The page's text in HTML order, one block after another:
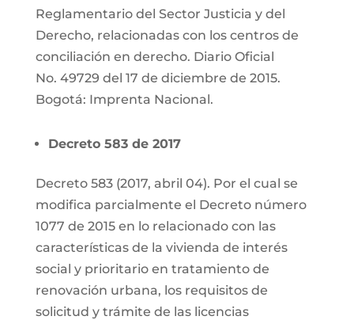
Reglamentario del Sector Justicia y del
Derecho, relacionadas con los centros de
conciliación en derecho. Diario Oficial
No. 49729 del 17 de diciembre de 2015.
Bogotá: Imprenta Nacional.
Decreto 583 de 2017
Decreto 583 (2017, abril 04). Por el cual se
modifica parcialmente el Decreto número
1077 de 2015 en lo relacionado con las
características de la vivienda de interés
social y prioritario en tratamiento de
renovación urbana, los requisitos de
solicitud y trámite de las licencias